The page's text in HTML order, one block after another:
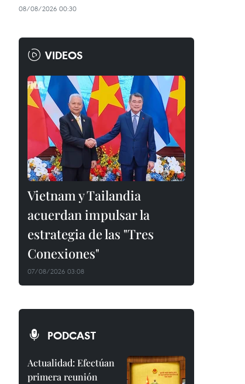
08/08/2026 00:30
VIDEOS
Vietnam y Tailandia
acuerdan impulsar la
estrategia de las "Tres
Conexiones"
07/08/2026 03:08
PODCAST
Actualidad: Efectúan
primera reunión